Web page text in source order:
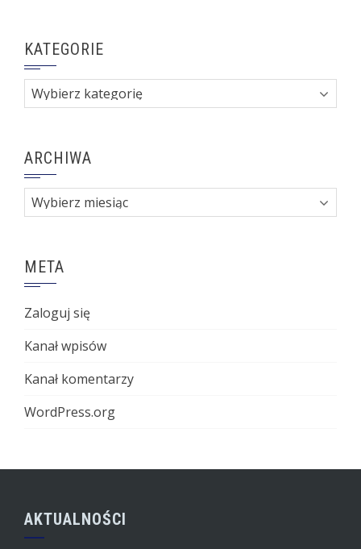
KATEGORIE
Kategorie
ARCHIWA
Archiwa
META
Zaloguj się
Kanał wpisów
Kanał komentarzy
WordPress.org
AKTUALNOŚCI